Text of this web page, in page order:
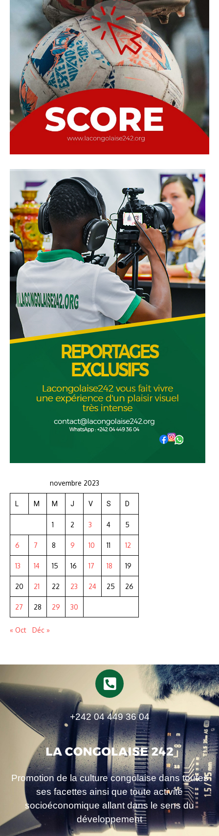
novembre 2023
L M M J V S D
1 2 3 4 5
6 7 8 9 10 11 12
13 14 15 16 17 18 19
20 21 22 23 24 25 26
27 28 29 30
« Oct Déc »
+242 04 449 36 04
Promotion de la culture congolaise dans toutes
ses facettes ainsi que toute activité
socioéconomique allant dans le sens du
développement